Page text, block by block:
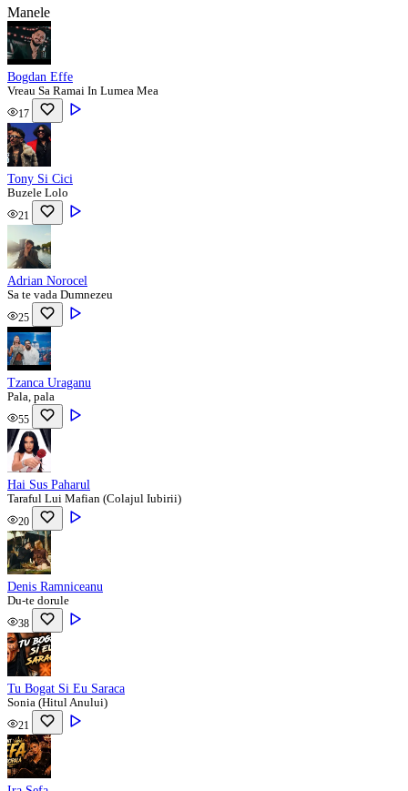
Manele
Bogdan Effe
Vreau Sa Ramai In Lumea Mea
17
Tony Si Cici
Buzele Lolo
21
Adrian Norocel
Sa te vada Dumnezeu
25
Tzanca Uraganu
Pala, pala
55
Hai Sus Paharul
Taraful Lui Mafian (Colajul Iubirii)
20
Denis Ramniceanu
Du-te dorule
38
Tu Bogat Si Eu Saraca
Sonia (Hitul Anului)
21